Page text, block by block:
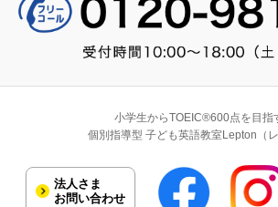
小学生からTOEIC®600点を目指
個別指導型 子ども英語教室Lepton（レ
法人さま
お問い合わせ